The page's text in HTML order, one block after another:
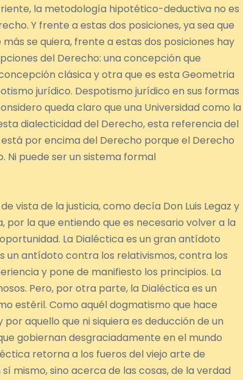
la metodología hipotético-deductiva no es
Y frente a estas dos posiciones, ya sea que
se quiera, frente a estas dos posiciones hay
del Derecho: una concepción que
clásica y otra que es esta Geometria
jurídico. Despotismo jurídico en sus formas
queda claro que una Universidad como la
dialecticidad del Derecho, esta referencia del
por encima del Derecho porque el Derecho
Ni puede ser un sistema formal
vista de la justicia, como decía Don Luis Legaz y
por la que entiendo que es necesario volver a la
La Dialéctica es un gran antídoto
un antídoto contra los relativismos, contra los
y pone de manifiesto los principios. La
Pero, por otra parte, la Dialéctica es un
estéril. Como aquél dogmatismo que hace
aquello que ni siquiera es deducción de un
gobiernan desgraciadamente en el mundo
retorna a los fueros del viejo arte de
mismo, sino acerca de las cosas, de la verdad